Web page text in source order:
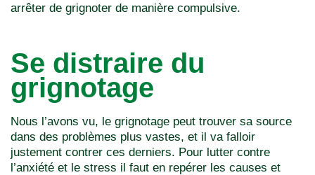
arrêter de grignoter de manière compulsive.
Se distraire du
grignotage
Nous l’avons vu, le grignotage peut trouver sa source
dans des problèmes plus vastes, et il va falloir
justement contrer ces derniers. Pour lutter contre
l’anxiété et le stress il faut en repérer les causes et